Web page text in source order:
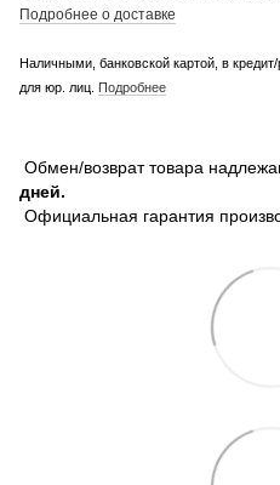
Подробнее о доставке
Наличными, банковской картой, в
для юр. лиц. Подробнее
Обмен/возврат товара
дней.
Официальная гарантия